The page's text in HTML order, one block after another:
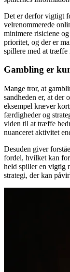
Det er derfor vigtigt
velrenommerede
minimere risiciene
prioritet, og der er
spillere med at træffe
Gambling er
Mange tror, at
sandheden er, at der
eksempel kræver
færdigheder og
viden til at træffe
nuanceret aktivitet
Desuden giver
fordel, hvilket kan
held spiller en vigtig
strategi, der kan